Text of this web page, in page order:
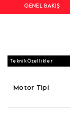
GENEL BAKIŞ
Teknik Özellikler
Motor Tipi